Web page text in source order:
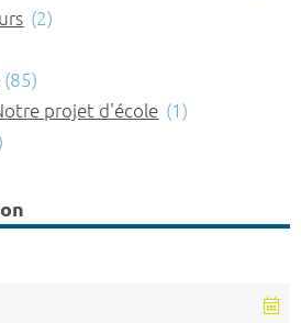
(2)
(85)
projet d'école (1)